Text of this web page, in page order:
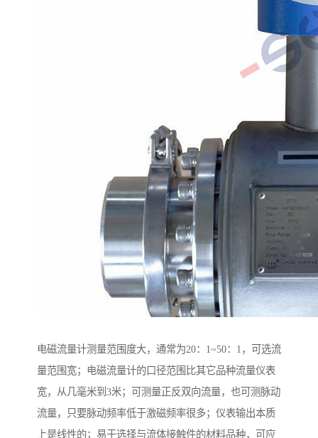
电磁流量计测量范围度大，通常为20：1~50：1，可选流
量范围宽；电磁流量计的口径范围比其它品种流量仪表
宽，从几毫米到3米；可测量正反双向流量，也可测脉动
流量，只要脉动频率低于激磁频率很多；仪表输出本质
上是线性的；易于选择与流体接触件的材料品种，可应